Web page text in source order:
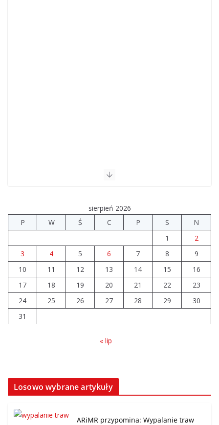
sierpień 2026
P
W Ś C P S
N
1
2
3
4 5 6 7 8
9
10
11 12 13 14 15
16
17
18 19 20 21 22
23
24
25 26 27 28 29
30
31
« lip
Losowo wybrane artykuły
ARiMR przypomina: Wypalanie traw